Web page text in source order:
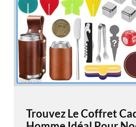
Trouvez Le Coffret